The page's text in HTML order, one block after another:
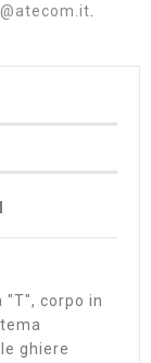
"T", corpo in
ghiere